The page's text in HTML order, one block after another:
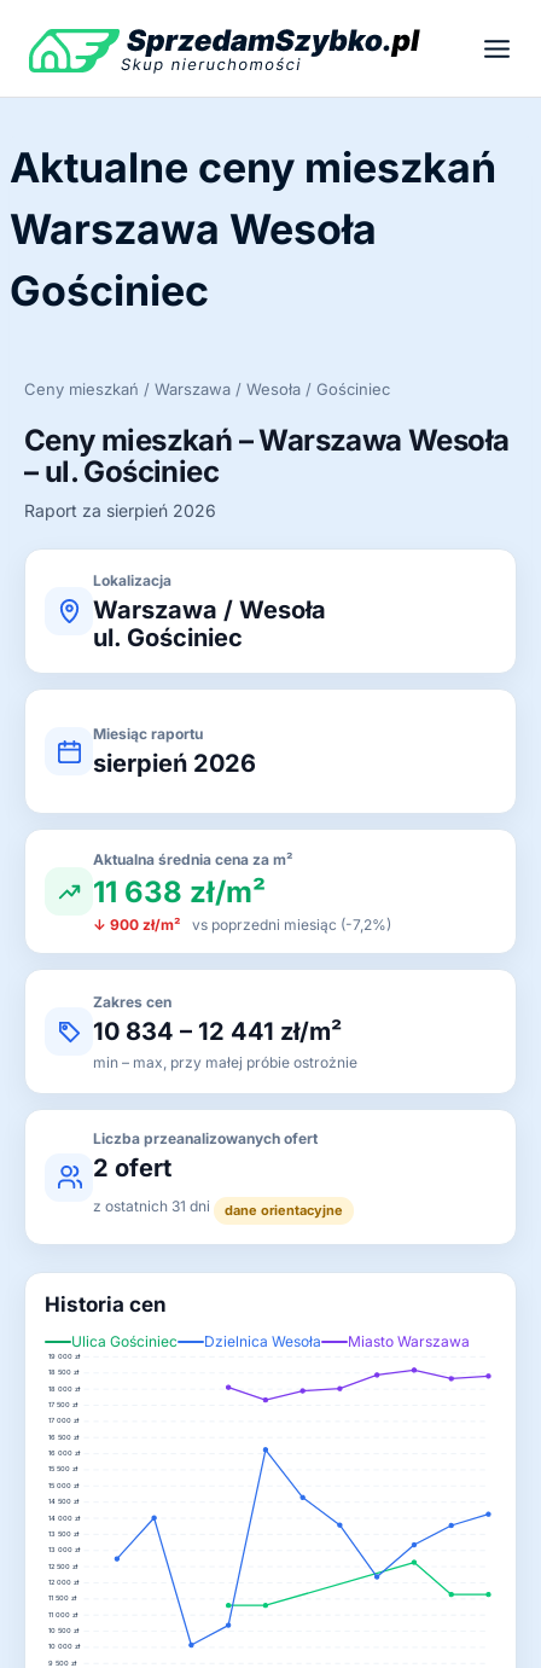
treści
Aktualne ceny mieszkań
Warszawa Wesoła
Gościniec
Ceny mieszkań / Warszawa / Wesoła / Gościniec
Ceny mieszkań – Warszawa Wesoła
– ul. Gościniec
Raport za sierpień 2026
Lokalizacja
Warszawa / Wesoła
ul. Gościniec
Miesiąc raportu
sierpień 2026
Aktualna średnia cena za m²
11 638 zł/m²
↓ 900 zł/m² vs poprzedni miesiąc (-7,2%)
Zakres cen
10 834 – 12 441 zł/m²
min – max, przy małej próbie ostrożnie
Liczba przeanalizowanych ofert
2 ofert
z ostatnich 31 dni dane orientacyjne
Historia cen
Ulica Gościniec Dzielnica Wesoła Miasto Warszawa
9 500 zł
10 000 zł
10 500 zł
11 000 zł
11 500 zł
12 000 zł
12 500 zł
13 000 zł
13 500 zł
14 000 zł
14 500 zł
15 000 zł
15 500 zł
16 000 zł
16 500 zł
17 000 zł
17 500 zł
18 000 zł
18 500 zł
19 000 zł